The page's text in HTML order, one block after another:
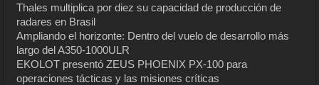
Thales multiplica por diez su capacidad de producción de
radares en Brasil
Ampliando el horizonte: Dentro del vuelo de desarrollo más
largo del A350-1000ULR
EKOLOT presentó ZEUS PHOENIX PX-100 para
operaciones tácticas y las misiones críticas